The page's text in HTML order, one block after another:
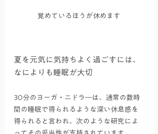
覚めているほうが休めます
夏を元気に気持ちよく過ごすには、
なによりも睡眠が大切
30分のヨーガ・ニドラ―は、通常の数時
間の睡眠で得られるような深い休息感を
得られると言われ、次のような研究によ